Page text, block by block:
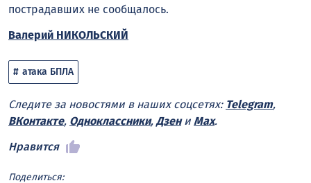
пострадавших не сообщалось.
Валерий НИКОЛЬСКИЙ
атака БПЛА
Следите за новостями в наших соцсетях: Telegram,
ВКонтакте, Одноклассники, Дзени Max.
Нравится
Поделиться: